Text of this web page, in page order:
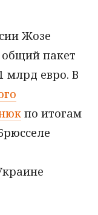
Жозе
общий пакет
млрд евро. В
по итогам